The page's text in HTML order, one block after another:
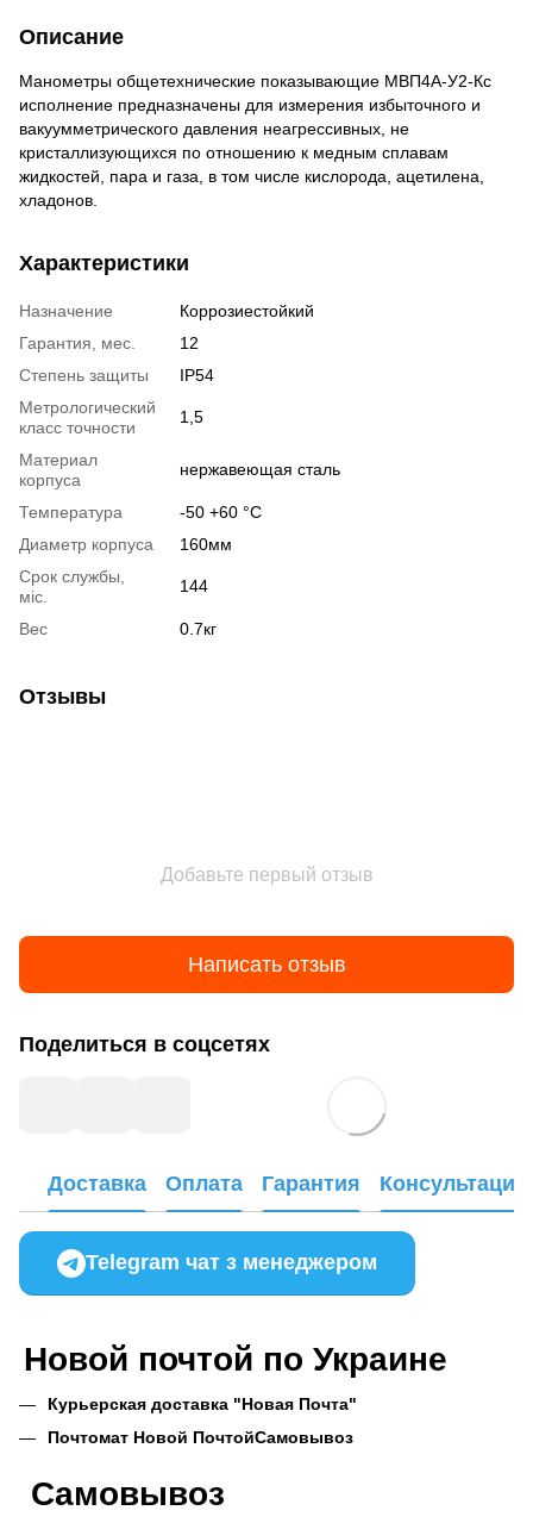
Описание
Манометры общетехнические показывающие МВП4А-У2-Кс
исполнение предназначены для измерения избыточного и
вакуумметрического давления неагрессивных, не
кристаллизующихся по отношению к медным сплавам
жидкостей, пара и газа, в том числе кислорода, ацетилена,
хладонов.
Характеристики
Назначение
Коррозиестойкий
Гарантия, мес.
12
Степень защиты
IP54
Метрологический
класс точности
1,5
Материал
корпуса
нержавеющая сталь
Температура
-50 +60 °С
Диаметр корпуса
160мм
Срок службы,
міс.
144
Вес 0.7кг
Отзывы
Добавьте первый отзыв
Написать отзыв
Поделиться в соцсетях
Доставка Оплата Гарантия Консультация
Telegram чат з менеджером
Новой почтой по Украине
Курьерская доставка "Новая Почта"
Почтомат Новой ПочтойСамовывоз
Самовывоз